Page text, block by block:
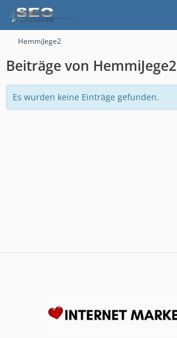
HemmiJege2
Beiträge von HemmiJege2
Es wurden keine Einträge gefunden.